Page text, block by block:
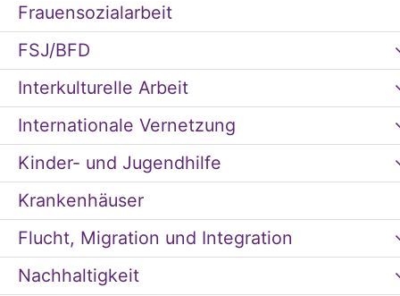
Frauensozialarbeit
FSJ/BFD
Interkulturelle Arbeit
Internationale Vernetzung
Kinder- und Jugendhilfe
Krankenhäuser
Flucht, Migration und Integration
Nachhaltigkeit